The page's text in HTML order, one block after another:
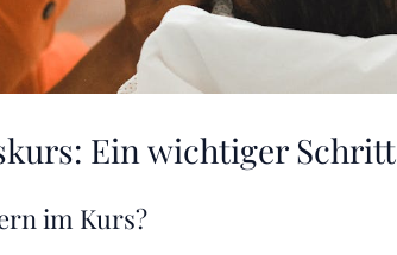
Ein wichtiger Schritt
im Kurs?